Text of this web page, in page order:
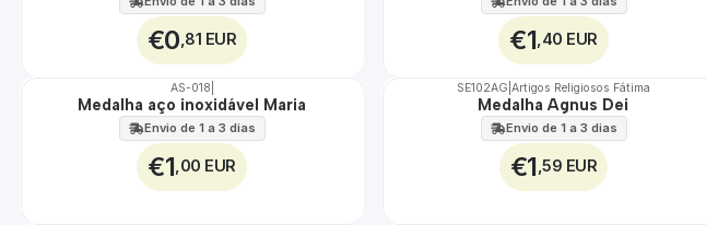
€0 ,81 EUR €1 ,40 EUR
ÁGUA
AS-018
Medalha aço inoxidável Maria
Envio de 1 a 3 dias
€1 ,00 EUR
SE102AG Artigos Religiosos Fátima
Medalha Agnus Dei
Envio de 1 a 3 dias
€1 ,59 EUR